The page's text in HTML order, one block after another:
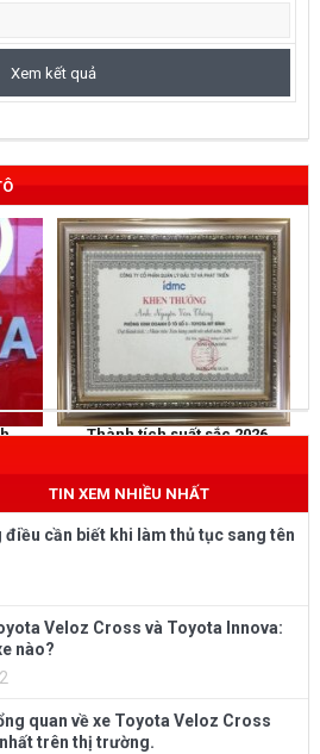
Thành tích suất sắc 2026
TIN XEM NHIỀU NHẤT
cần biết khi làm thủ tục sang tên
Veloz Cross và Toyota Innova:
nào?
quan về xe Toyota Veloz Cross
trên thị trường.